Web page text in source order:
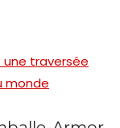
une traversée
monde